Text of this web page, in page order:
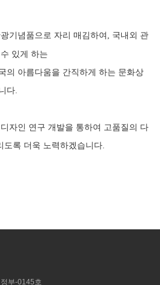
기념품으로 자리 매김하여 , 국내외 관
있게 하는
의 아름다움을 간직하게 하는 문화상
다.
자인 연구 개발을 통하여 고품질의 다
도록 더욱 노력하겠습니다.
부-0145호